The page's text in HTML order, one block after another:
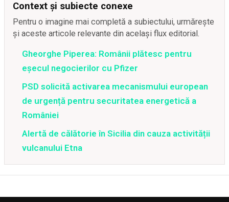
Context și subiecte conexe
Pentru o imagine mai completă a subiectului, urmărește
și aceste articole relevante din același flux editorial.
Gheorghe Piperea: Românii plătesc pentru
eșecul negocierilor cu Pfizer
PSD solicită activarea mecanismului european
de urgență pentru securitatea energetică a
României
Alertă de călătorie în Sicilia din cauza activității
vulcanului Etna